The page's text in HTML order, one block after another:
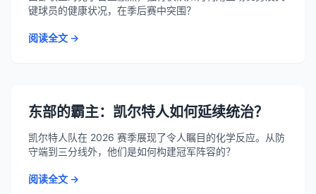
键球员的健康状况，在季后赛中突围？
阅读全文 →
东部的霸主：凯尔特人如何延续统治？
凯尔特人队在 2026 赛季展现了令人瞩目的化学反应。从防
守端到三分线外，他们是如何构建冠军阵容的？
阅读全文 →